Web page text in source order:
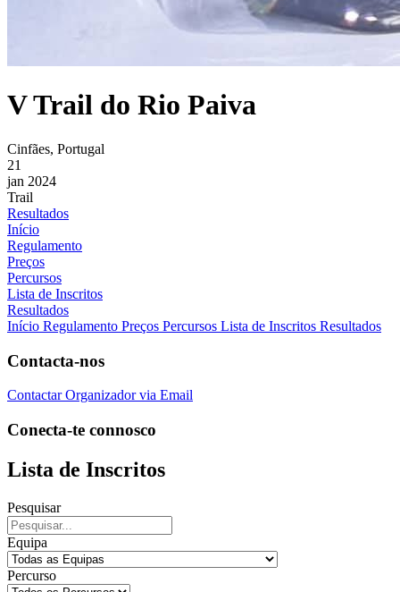
V Trail do Rio Paiva
Cinfães, Portugal
21
jan 2024
Trail
Resultados
Início
Regulamento
Preços
Percursos
Lista de Inscritos
Resultados
Início Regulamento Preços Percursos Lista de Inscritos Resultados
Contacta-nos
Contactar Organizador via Email
Conecta-te connosco
Lista de Inscritos
Pesquisar
Equipa
Percurso